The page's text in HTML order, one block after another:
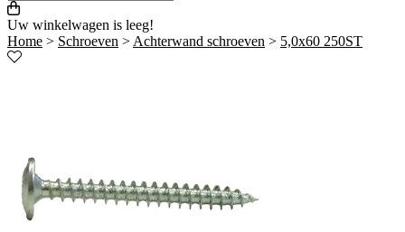
Uw winkelwagen is leeg!
Home > Schroeven > Achterwand schroeven > 5,0x60 250ST